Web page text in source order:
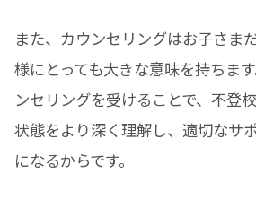
また、カウンセリングはお子さま
様にとっても大きな意味を持ちま
ンセリングを受けることで、不登
状態をより深く理解し、適切なサ
になるからです。